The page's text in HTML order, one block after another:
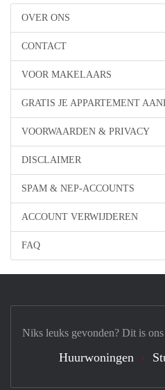
OVER ONS
CONTACT
VOOR MAKELAARS
GRATIS JE APPARTEMENT
VOORWAARDEN & PRIVACY
DISCLAIMER
SPAM & NEP-ACCOUNTS
ACCOUNT VERWIJDEREN
FAQ
Niks leuks gevonden? Dit is
Huurwoningen